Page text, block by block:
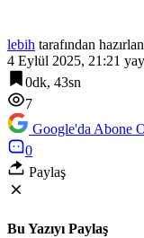
lebih tarafından
4 Eylül 2025, 21:21
0dk, 43sn
7
Google'da Abone
0
Paylaş
Bu Yazıyı Paylaş